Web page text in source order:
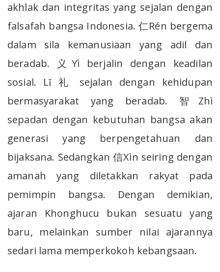
akhlak dan integritas yang sejalan dengan
falsafah bangsa Indonesia. 仁Rén bergema
dalam sila kemanusiaan yang adil dan
beradab. 义Yì berjalin dengan keadilan
sosial. Lǐ 礼 sejalan dengan kehidupan
bermasyarakat yang beradab. 智Zhì
sepadan dengan kebutuhan bangsa akan
generasi yang berpengetahuan dan
bijaksana. Sedangkan 信Xìn seiring dengan
amanah yang diletakkan rakyat pada
pemimpin bangsa. Dengan demikian,
ajaran Khonghucu bukan sesuatu yang
baru, melainkan sumber nilai ajarannya
sedari lama memperkokoh kebangsaan.